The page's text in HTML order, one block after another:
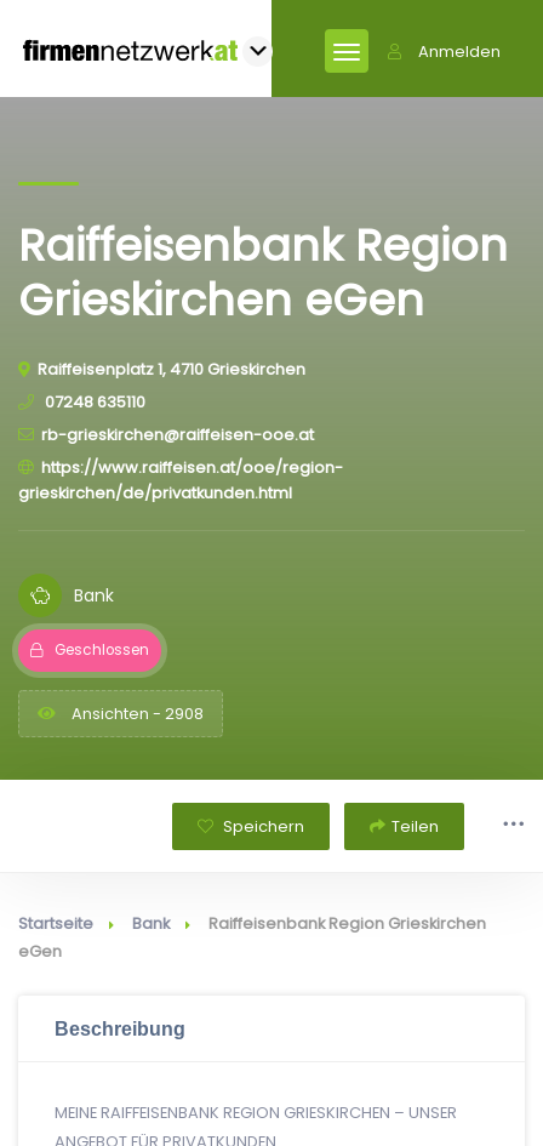
Anmelden
Raiffeisenbank Region
Grieskirchen eGen
Raiffeisenplatz 1, 4710 Grieskirchen
07248 635110
rb-grieskirchen@raiffeisen-ooe.at
https://www.raiffeisen.at/ooe/region-
grieskirchen/de/privatkunden.html
Bank
Geschlossen
Ansichten - 2908
Speichern Teilen
Startseite Bank
Raiffeisenbank Region Grieskirchen
eGen
Beschreibung
MEINE RAIFFEISENBANK REGION GRIESKIRCHEN – UNSER